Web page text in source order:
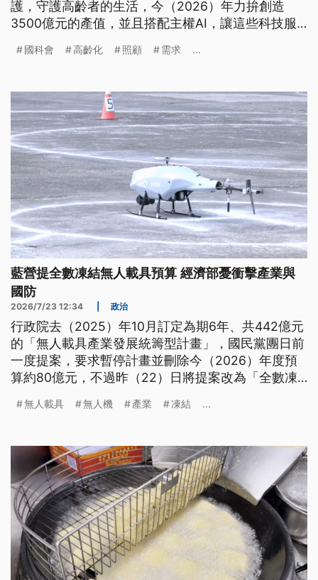
護，守護高齡者的生活，今（2026）年力拚創造
3500億元的產值，並且搭配主權AI，讓這些科技服
國科會 高齡化 照顧 需求 ...
藍營提全數凍結無人載具預算 經濟部憂衝擊產業與
國防
2026/7/23 12:34 政治
行政院去（2025）年10月訂定為期6年、共442億元
的「無人載具產業發展統籌型計畫」，國民黨團日前
一度提案，要求暫停計畫並刪除今（2026）年度預
算約80億元，不過昨（22）日將提案改為「全數凍
國內無人機業者今（23）日表達憂心，呼籲不應阻擋
無人載具 無人機 產業 凍結 ...